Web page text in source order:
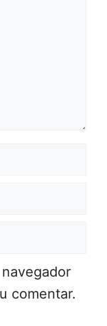
comentar.